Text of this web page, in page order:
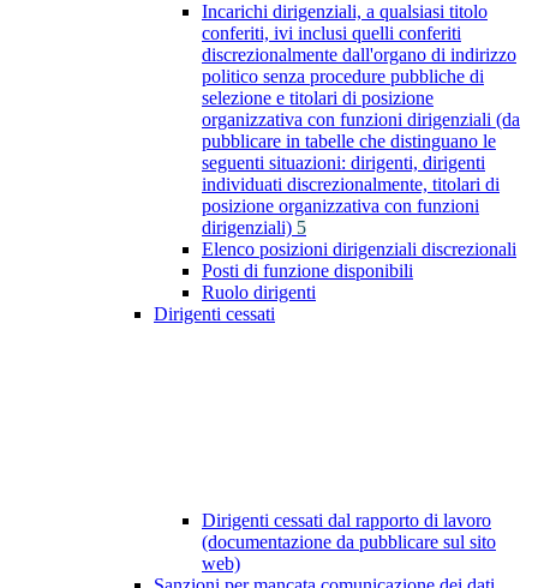
Incarichi dirigenziali, a qualsiasi titolo
conferiti, ivi inclusi quelli conferiti
discrezionalmente dall'organo di indirizzo
politico senza procedure pubbliche di
selezione e titolari di posizione
organizzativa con funzioni dirigenziali (da
pubblicare in tabelle che distinguano le
seguenti situazioni: dirigenti, dirigenti
individuati discrezionalmente, titolari di
posizione organizzativa con funzioni
dirigenziali) 5
Elenco posizioni dirigenziali discrezionali
Posti di funzione disponibili
Ruolo dirigenti
Dirigenti cessati
Dirigenti cessati dal rapporto di lavoro
(documentazione da pubblicare sul sito
web)